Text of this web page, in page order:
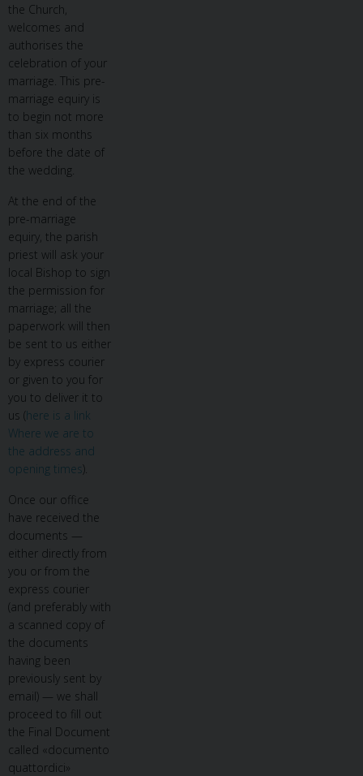
the Church,
welcomes and
authorises the
celebration of your
marriage. This pre-
marriage equiry is
to begin not more
than six months
before the date of
the wedding.
At the end of the
pre-marriage
equiry, the parish
priest will ask your
local Bishop to sign
the permission for
marriage; all the
paperwork will then
be sent to us either
by express courier
or given to you for
you to deliver it to
us (here is a link
Where we are to
the address and
opening times).
Once our office
have received the
documents —
either directly from
you or from the
express courier
(and preferably with
a scanned copy of
the documents
having been
previously sent by
email) — we shall
proceed to fill out
the Final Document
called «documento
quattordici»